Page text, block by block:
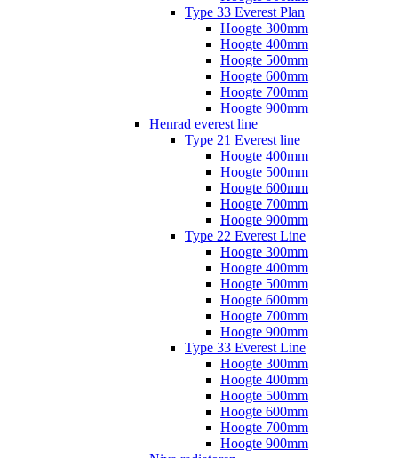
Type 33 Everest Plan
Hoogte 300mm
Hoogte 400mm
Hoogte 500mm
Hoogte 600mm
Hoogte 700mm
Hoogte 900mm
Henrad everest line
Type 21 Everest line
Hoogte 400mm
Hoogte 500mm
Hoogte 600mm
Hoogte 700mm
Hoogte 900mm
Type 22 Everest Line
Hoogte 300mm
Hoogte 400mm
Hoogte 500mm
Hoogte 600mm
Hoogte 700mm
Hoogte 900mm
Type 33 Everest Line
Hoogte 300mm
Hoogte 400mm
Hoogte 500mm
Hoogte 600mm
Hoogte 700mm
Hoogte 900mm